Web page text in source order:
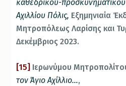
καθεδρικού-
Αχιλλίου Πόλις, Εξημηνιαία
Μητροπόλεως Λαρίσης και
Δεκέμβριος 2023.
[15] Ιερωνύμου
τον Άγιο Αχίλλιο…,